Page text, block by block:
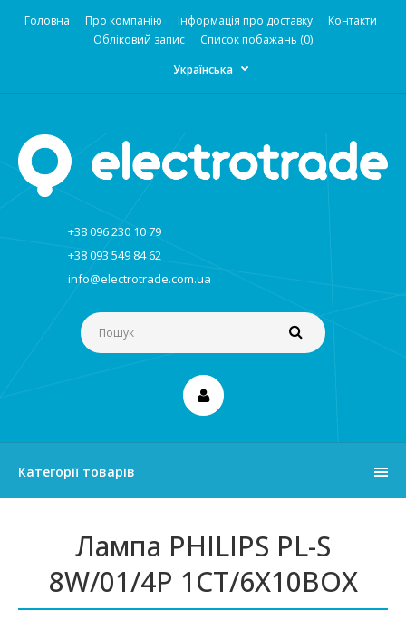
Головна Про компанію Інформація про доставку
Контакти
Обліковий запис
Список побажань (0)
Українська
+38 096 230 10 79
+38 093 549 84 62
info@electrotrade.com.ua
Категорії товарів
Лампа PHILIPS PL-S
8W/01/4P 1CT/6X10BOX